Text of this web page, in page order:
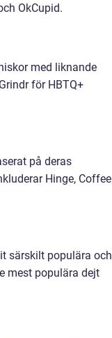
OkCupid.
med liknande
för HBTQ+
på deras
Hinge, Coffee
särskilt populära och
mest populära dejt